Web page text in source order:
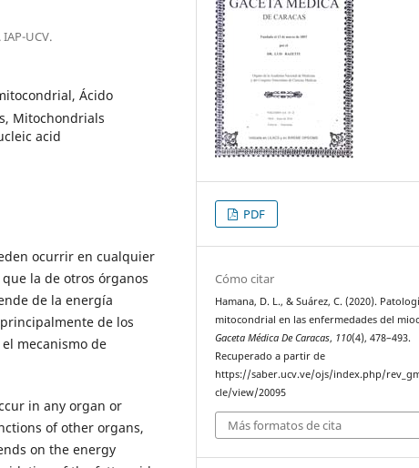
UCV.
Ácido
Mitochondrials
acid
ocurrir en cualquier
la de otros órganos
de la energía
de los
mecanismo de
in any organ or
of other organs,
on the energy
PDF
Cómo citar
Hamana, D. L., & Suárez, C. (2020).
mitocondrial en las enfermedades del
Gaceta Médica De Caracas, 110(4), 478–493.
Recuperado a partir de
https://saber.ucv.ve/ojs/index.php/
cle/view/20095
Más formatos de cita